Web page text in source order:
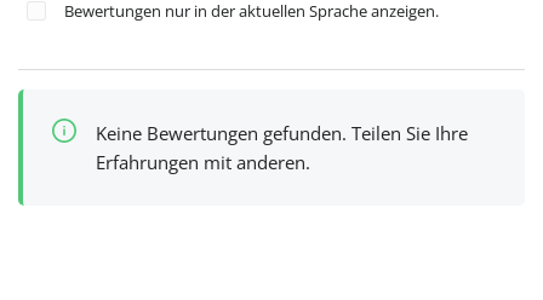
Bewertungen nur in der aktuellen Sprache anzeigen.
Keine Bewertungen gefunden. Teilen Sie Ihre
Erfahrungen mit anderen.